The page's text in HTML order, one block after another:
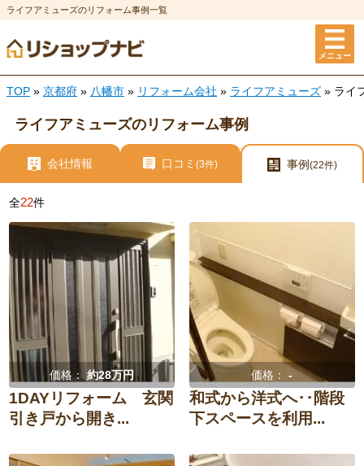
ライフアミューズのリフォーム事例一覧
メニュー
TOP » 京都府 » 八幡市 » リフォーム会社 » ライフアミューズ » ライ
ライフアミューズのリフォーム事例
会社情報 口コミ(3件) 事例 (22件)
全22件
価格：約28万円
1DAYリフォーム 玄関
引き戸から開き...
価格：-
和式から洋式へ･･階段
下スペースを利用...